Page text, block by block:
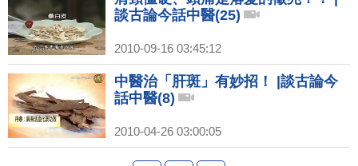
談古論今話中醫(25)
2010-09-16 03:45:12
中醫治「肝斑」有妙招！ |談古論今
話中醫(8)
2010-04-26 03:00:05